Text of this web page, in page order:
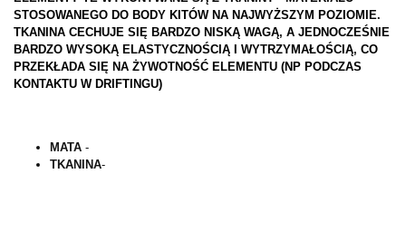
STOSOWANEGO DO BODY KITÓW NA NAJWYŻSZYM POZIOMIE.
TKANINA CECHUJE SIĘ BARDZO NISKĄ WAGĄ, A JEDNOCZEŚNIE
BARDZO WYSOKĄ ELASTYCZNOŚCIĄ I WYTRZYMAŁOŚCIĄ, CO
PRZEKŁADA SIĘ NA ŻYWOTNOŚĆ ELEMENTU (NP PODCZAS
KONTAKTU W DRIFTINGU)
MATA -
TKANINA-